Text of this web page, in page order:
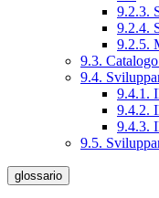
9.2.3.
9.2.4.
9.2.5.
9.3.
9.4.
9.4.1.
9.4.2.
9.4.3.
9.5.
glossario